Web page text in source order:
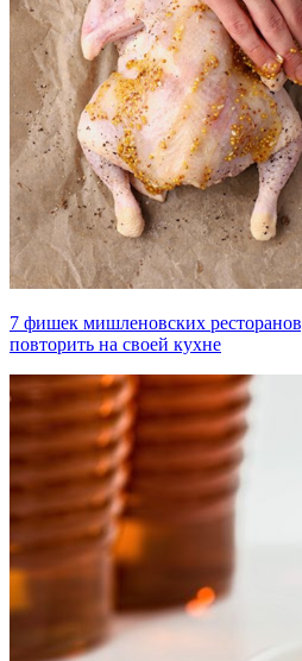
7 фишек мишленовских
повторить на своей кухне